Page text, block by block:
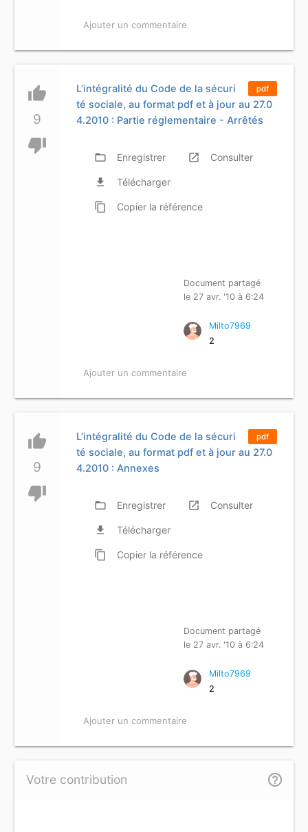
Ajouter un commentaire
thumb_up
9
thumb_down
pdf
L'intégralité du Code de la sécuri
té sociale, au format pdf et à jour au 27.0
4.2010 : Partie réglementaire - Arrêtés
folder_open Enregistrer launch Consulter
file_download Télécharger
content_copy Copier la référence
Document partagé
le 27 avr. '10 à 6:24
Milto7969
2
Ajouter un commentaire
thumb_up
9
thumb_down
pdf
L'intégralité du Code de la sécuri
té sociale, au format pdf et à jour au 27.0
4.2010 : Annexes
folder_open Enregistrer launch Consulter
file_download Télécharger
content_copy Copier la référence
Document partagé
le 27 avr. '10 à 6:24
Milto7969
2
Ajouter un commentaire
Votre contribution help_outline